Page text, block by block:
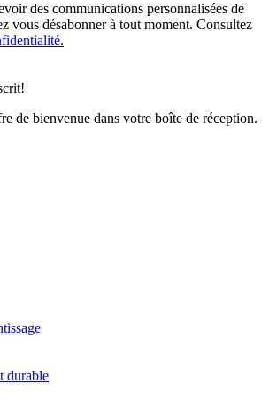
des communications personnalisées de
vous désabonner à tout moment. Consultez
de bienvenue dans votre boîte de réception.
durable